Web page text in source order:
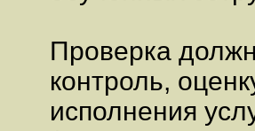
Проверка
контроль,
исполнения